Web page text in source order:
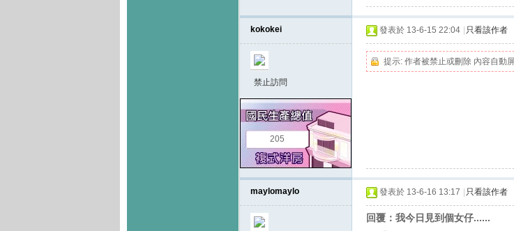
kokokei
禁止訪問
205
發表於 13-6-15 22:04 只看該作者
提示: 作者被禁止或刪除 內容自動
maylomaylo
發表於 13-6-16 13:17 只看該作者
回覆：我今日見到個女仔......